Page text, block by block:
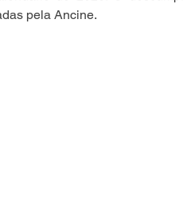
pela Ancine.